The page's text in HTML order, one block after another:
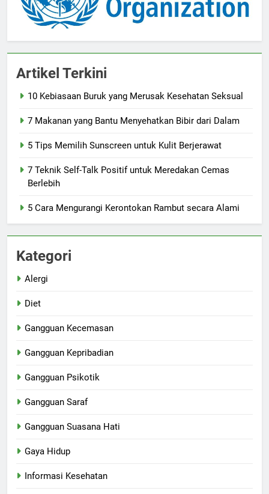
Artikel Terkini
10 Kebiasaan Buruk yang Merusak Kesehatan Seksual
7 Makanan yang Bantu Menyehatkan Bibir dari Dalam
5 Tips Memilih Sunscreen untuk Kulit Berjerawat
7 Teknik Self-Talk Positif untuk Meredakan Cemas
Berlebih
5 Cara Mengurangi Kerontokan Rambut secara Alami
Kategori
Alergi
Diet
Gangguan Kecemasan
Gangguan Kepribadian
Gangguan Psikotik
Gangguan Saraf
Gangguan Suasana Hati
Gaya Hidup
Informasi Kesehatan